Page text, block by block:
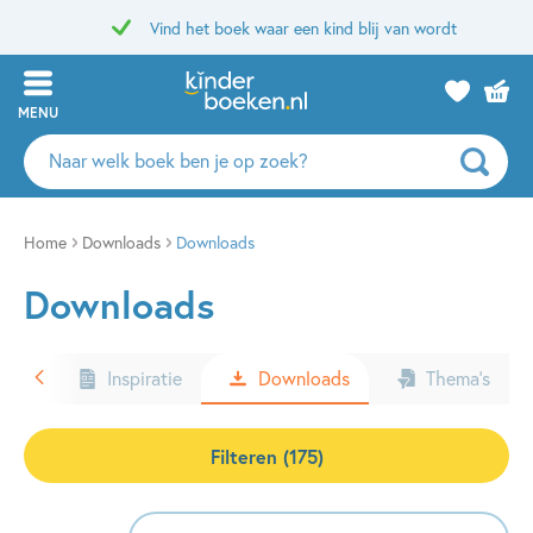
Vind het boek waar een kind blij van wordt
MENU
Zoeken
naar
auteurs
uitgevers
Home Downloads Downloads
Downloads
Inspiratie Downloads Thema’s
Filteren (175)